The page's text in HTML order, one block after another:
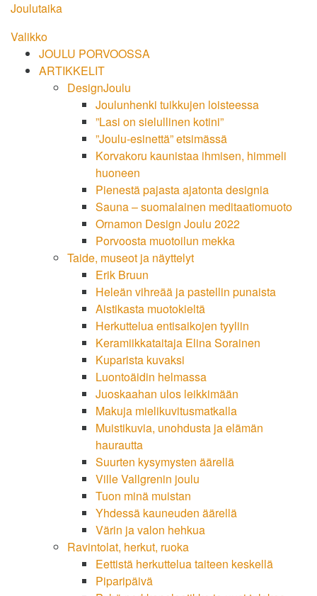
Siirry
sisältöön
Joulutaika
Valikko
JOULU PORVOOSSA
ARTIKKELIT
DesignJoulu
Joulunhenki tuikkujen loisteessa
”Lasi on sielullinen kotini”
”Joulu-esinettä” etsimässä
Korvakoru kaunistaa ihmisen, himmeli
huoneen
Pienestä pajasta ajatonta designia
Sauna – suomalainen meditaatiomuoto
Ornamon Design Joulu 2022
Porvoosta muotoilun mekka
Taide, museot ja näyttelyt
Erik Bruun
Heleän vihreää ja pastellin punaista
Aistikasta muotokieltä
Herkuttelua entisaikojen tyyliin
Keramiikkataitaja Elina Sorainen
Kuparista kuvaksi
Luontoäidin helmassa
Juoskaahan ulos leikkimään
Makuja mielikuvitusmatkalla
Muistikuvia, unohdusta ja elämän
haurautta
Suurten kysymysten äärellä
Ville Vallgrenin joulu
Tuon minä muistan
Yhdessä kauneuden äärellä
Värin ja valon hehkua
Ravintolat, herkut, ruoka
Eettistä herkuttelua taiteen keskellä
Piparipäivä